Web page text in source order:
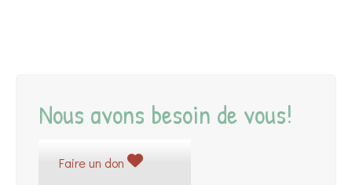
Nous avons besoin de vous!
Faire un don